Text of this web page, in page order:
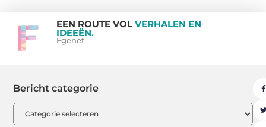
EEN ROUTE VOL VERHALEN EN
IDEEËN.
Fgenet
Bericht categorie